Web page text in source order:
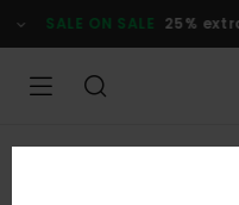
naar
Productinformatie
SALE ON SALE 25%